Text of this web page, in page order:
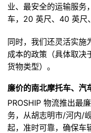
业、最安全的运输服务
车，20 英尺、40 英尺
同时，我们还灵活实施
成本的政策（具体取决
货物类型）。
廉价的南北摩托车、汽
PROSHIP 物流推出最
务，从胡志明市/河内/
起，准时可靠，确保车